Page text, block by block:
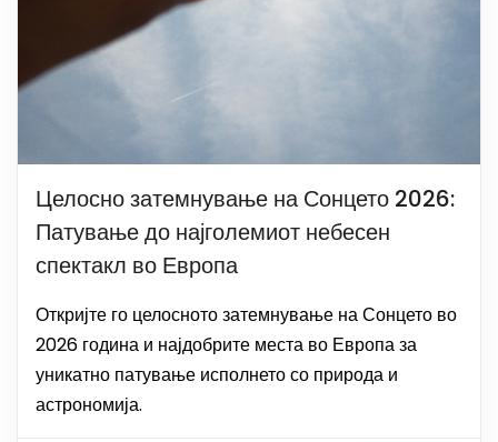
Целосно затемнување на Сонцето 2026:
Патување до најголемиот небесен
спектакл во Европа
Откријте го целосното затемнување на Сонцето во
2026 година и најдобрите места во Европа за
уникатно патување исполнето со природа и
астрономија.